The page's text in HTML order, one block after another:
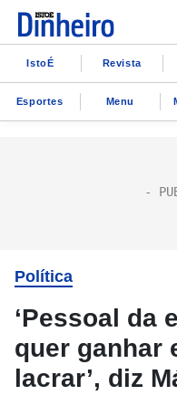
IstoÉ Revista
Esportes Menu
Política
‘Pessoal da
quer ganhar
lacrar’, diz